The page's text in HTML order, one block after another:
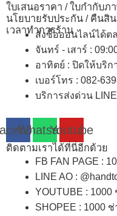
ใบเสนอราคา / ใบกำกับภ
นโยบายรับประกัน / คืนสิ
เวลาทำการร้าน
สั่งซื้อออนไลน์ได้ต
จันทร์ - เสาร์ :
อาทิตย์ : ปิดให้บริก
เบอร์โทร : 082-
บริการส่งด่วน
WhatsappYoutube
ติดตามเราได้ที่นี่อีกด้วย
FB FAN PAGE :
LINE AO :
YOUTUBE : 1000
SHOPEE : 1000 ช่